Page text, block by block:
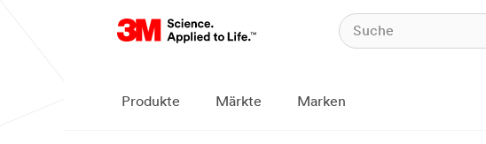
Produkte Märkte Marken